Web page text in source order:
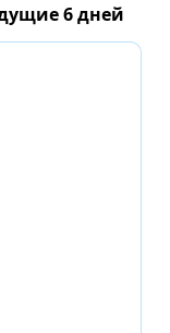
6 дней